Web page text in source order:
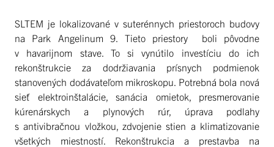
SLTEM je lokalizované v suterénnych priestoroch budovy
na Park Angelinum 9. Tieto priestory boli pôvodne
v havarijnom stave. To si vynútilo investíciu do ich
rekonštrukcie za dodržiavania prísnych podmienok
stanovených dodávateľom mikroskopu. Potrebná bola nová
sieť elektroinštalácie, sanácia omietok, presmerovanie
kúrenárskych a plynových rúr, úprava podlahy
s antivibračnou vložkou, zdvojenie stien a klimatizovanie
všetkých miestností. Rekonštrukcia a prestavba na